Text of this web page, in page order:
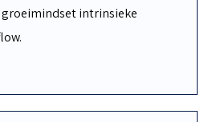
intrinsieke